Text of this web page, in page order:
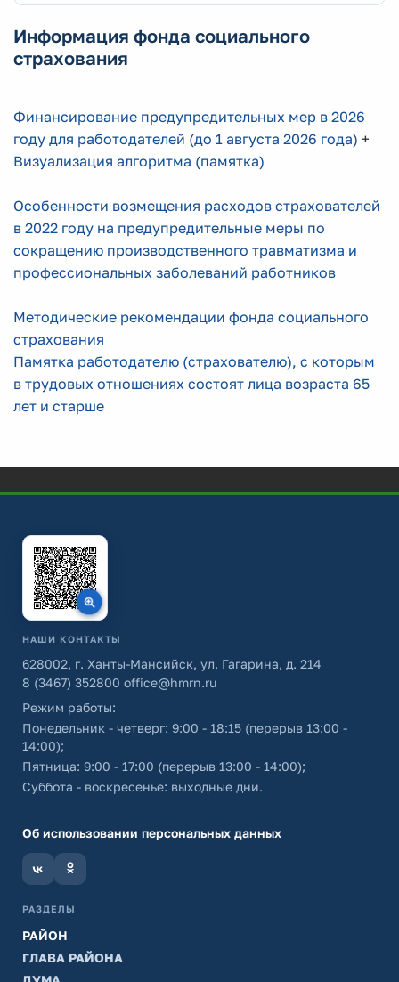
Информация фонда социального
страхования
Финансирование предупредительных мер в 2026
году для работодателей (до 1 августа 2026 года) +
Визуализация алгоритма (памятка)
Особенности возмещения расходов страхователей
в 2022 году на предупредительные меры по
сокращению производственного травматизма и
профессиональных заболеваний работников
Методические рекомендации фонда социального
страхования
Памятка работодателю (страхователю), с которым
в трудовых отношениях состоят лица возраста 65
лет и старше
НАШИ КОНТАКТЫ
628002, г. Ханты-Мансийск, ул. Гагарина, д. 214
8 (3467) 352800 office@hmrn.ru
Режим работы:
Понедельник - четверг: 9:00 - 18:15 (перерыв 13:00 -
14:00);
Пятница: 9:00 - 17:00 (перерыв 13:00 - 14:00);
Суббота - воскресенье: выходные дни.
Об использовании персональных данных
РАЗДЕЛЫ
РАЙОН
ГЛАВА РАЙОНА